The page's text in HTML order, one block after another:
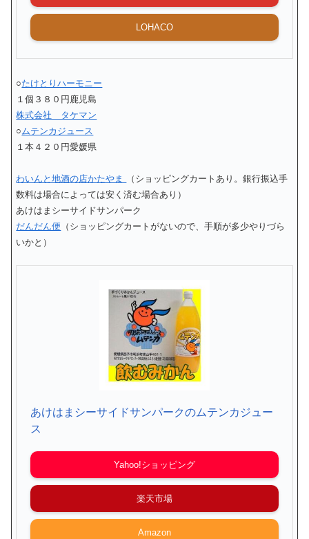
LOHACO
○たけとりハーモニー
１個３８０円鹿児島
株式会社 タケマン
○ムテンカジュース
１本４２０円愛媛県
わいんと地酒の店かたやま
（ショッピングカートあり。銀行振込手
数料は場合によっては安く済む場合あり）
あけはまシーサイドサンパーク
だんだん便 （ショッピングカートがないので、手順が多少やりづら
いかと）
あけはまシーサイドサンパークのムテンカジュー
ス
Yahoo!ショッピング
楽天市場
Amazon